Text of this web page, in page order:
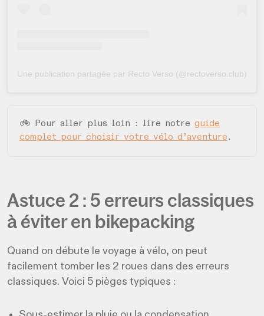
Une publication partagée par Recto Verso (@rectoverso.club)
🚲 Pour aller plus loin : lire notre guide
complet pour choisir votre vélo d’aventure.
Astuce 2 : 5 erreurs classiques
à éviter en bikepacking
Quand on débute le voyage à vélo, on peut
facilement tomber les 2 roues dans des erreurs
classiques. Voici 5 pièges typiques :